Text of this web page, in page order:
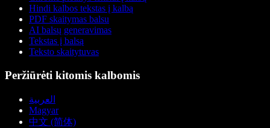
Hindi kalbos tekstas į kalbą
PDF skaitymas balsu
AI balsų generavimas
Tekstas į balsą
Teksto skaitytuvas
Peržiūrėti kitomis kalbomis
العربية
Magyar
中文 (简体)